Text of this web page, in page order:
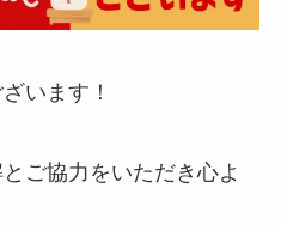
います！
ご協力をいただき心よ